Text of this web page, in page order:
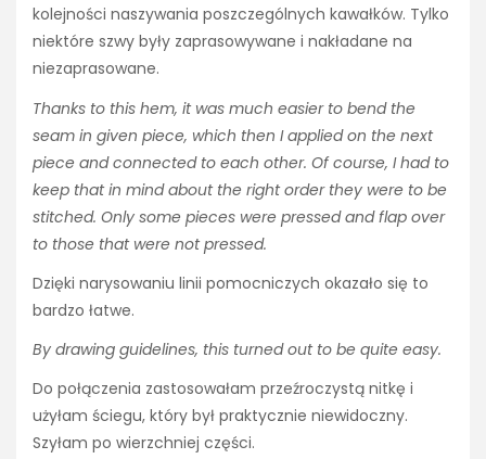
kolejności naszywania poszczególnych kawałków. Tylko
niektóre szwy były zaprasowywane i nakładane na
niezaprasowane.
Thanks to this hem, it was much easier to bend the
seam in given piece, which then I applied on the next
piece and connected to each other. Of course, I had to
keep that in mind about the right order they were to be
stitched. Only some pieces were pressed and flap over
to those that were not pressed.
Dzięki narysowaniu linii pomocniczych okazało się to
bardzo łatwe.
By drawing guidelines, this turned out to be quite easy.
Do połączenia zastosowałam przeźroczystą nitkę i
użyłam ściegu, który był praktycznie niewidoczny.
Szyłam po wierzchniej części.